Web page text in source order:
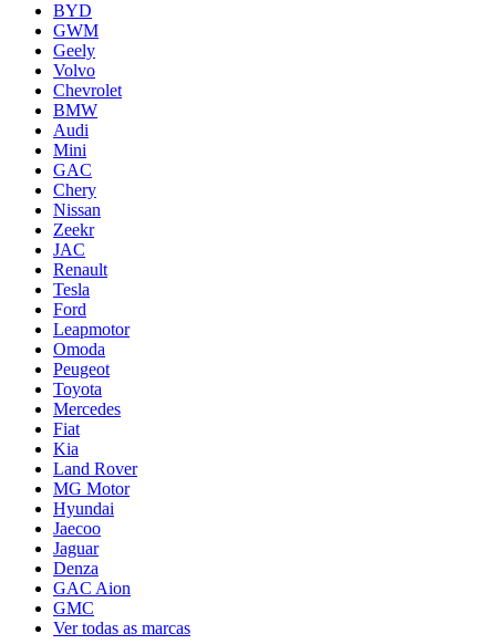
BYD
GWM
Geely
Volvo
Chevrolet
BMW
Audi
Mini
GAC
Chery
Nissan
Zeekr
JAC
Renault
Tesla
Ford
Leapmotor
Omoda
Peugeot
Toyota
Mercedes
Fiat
Kia
Land Rover
MG Motor
Hyundai
Jaecoo
Jaguar
Denza
GAC Aion
GMC
Ver todas as marcas